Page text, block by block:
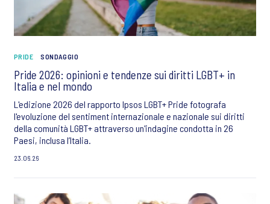
PRIDE SONDAGGIO
Pride 2026: opinioni e tendenze sui diritti LGBT+ in
Italia e nel mondo
L'edizione 2026 del rapporto Ipsos LGBT+ Pride fotografa
l'evoluzione del sentiment internazionale e nazionale sui diritti
della comunità LGBT+ attraverso un'indagine condotta in 26
Paesi, inclusa l’Italia.
23.06.26